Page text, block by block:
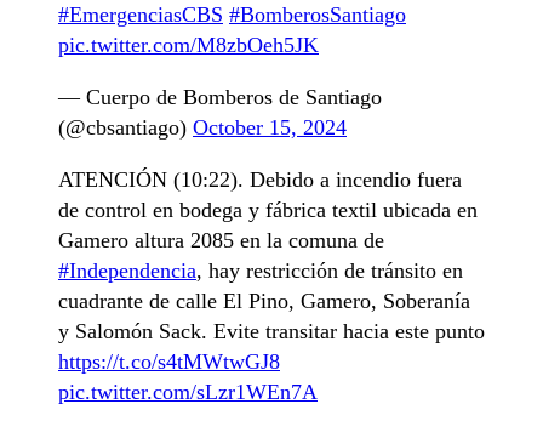
#EmergenciasCBS #BomberosSantiago
pic.twitter.com/M8zbOeh5JK
— Cuerpo de Bomberos de Santiago
(@cbsantiago) October 15, 2024
ATENCIÓN (10:22). Debido a incendio fuera
de control en bodega y fábrica textil ubicada en
Gamero altura 2085 en la comuna de
#Independencia, hay restricción de tránsito en
cuadrante de calle El Pino, Gamero, Soberanía
y Salomón Sack. Evite transitar hacia este punto
https://t.co/s4tMWtwGJ8
pic.twitter.com/sLzr1WEn7A